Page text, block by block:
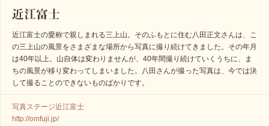
近江富士の愛称で親しまれる三上山。そのふもとに住む八田正文さんは、こ
の三上山の風景をさまざまな場所から写真に撮り続けてきました。その年月
は40年以上。山自体は変わりませんが、40年間撮り続けていくうちに、ま
ちの風景が移り変わってしまいました。八田さんが撮った写真は、今では決
して撮ることのできないものばかりです。
写真ステージ近江富士
http://omfuji.jp/